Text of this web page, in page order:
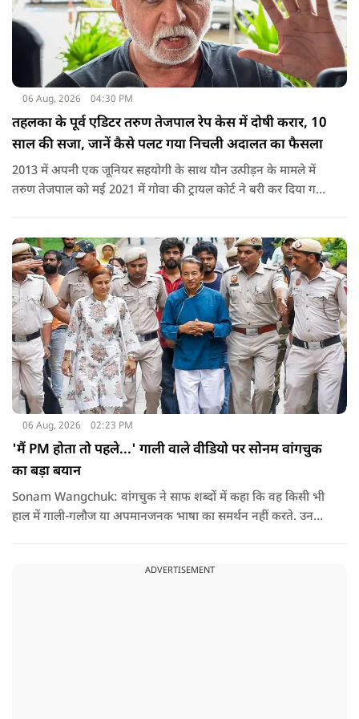
06 Aug, 2026 04:30 PM
तहलका के पूर्व एडिटर तरुण तेजपाल रेप केस में दोषी करार, 10
साल की सजा, जानें कैसे पलट गया निचली अदालत का फैसला
2013 में अपनी एक जूनियर सहयोगी के साथ यौन उत्पीड़न के मामले में
तरुण तेजपाल को मई 2021 में गोवा की ट्रायल कोर्ट ने बरी कर दिया गया
06 Aug, 2026 02:23 PM
'मैं PM होता तो पहले...' गाली वाले वीडियो पर सोनम वांगचुक
का बड़ा बयान
Sonam Wangchuk: वांगचुक ने साफ शब्दों में कहा कि वह किसी भी
हाल में गाली-गलौज या अपमानजनक भाषा का समर्थन नहीं करते. उनका
ADVERTISEMENT